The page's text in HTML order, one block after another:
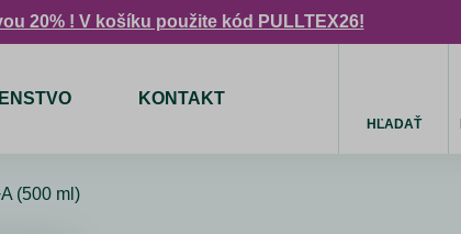
20% ! V košíku použite kód PULLTEX26!
KONTAKT
HĽADAŤ
(500 ml)